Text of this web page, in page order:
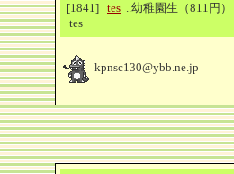
[1841] tes ..幼稚園生（811円
tes
kpnsc130@ybb.ne.jp